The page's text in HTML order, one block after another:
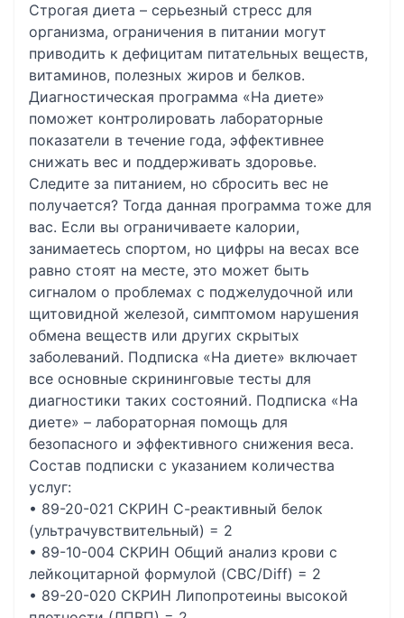
Строгая диета – серьезный стресс для
организма, ограничения в питании могут
приводить к дефицитам питательных веществ,
витаминов, полезных жиров и белков.
Диагностическая программа «На диете»
поможет контролировать лабораторные
показатели в течение года, эффективнее
снижать вес и поддерживать здоровье.
Следите за питанием, но сбросить вес не
получается? Тогда данная программа тоже для
вас. Если вы ограничиваете калории,
занимаетесь спортом, но цифры на весах все
равно стоят на месте, это может быть
сигналом о проблемах с поджелудочной или
щитовидной железой, симптомом нарушения
обмена веществ или других скрытых
заболеваний. Подписка «На диете» включает
все основные скрининговые тесты для
диагностики таких состояний. Подписка «На
диете» – лабораторная помощь для
безопасного и эффективного снижения веса.
Состав подписки с указанием количества
услуг:
• 89-20-021 СКРИН С-реактивный белок
(ультрачувствительный) = 2
• 89-10-004 СКРИН Общий анализ крови c
лейкоцитарной формулой (CBC/Diff) = 2
• 89-20-020 СКРИН Липопротеины высокой